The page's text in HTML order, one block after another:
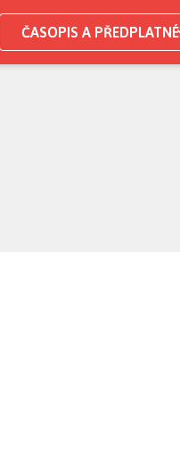
ČASOPIS A PŘEDPLATNÉ